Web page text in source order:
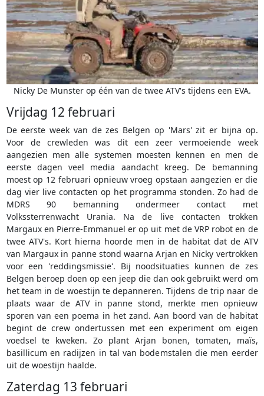
Nicky De Munster op één van de twee ATV's tijdens een EVA.
Vrijdag 12 februari
De eerste week van de zes Belgen op 'Mars' zit er bijna op.
Voor de crewleden was dit een zeer vermoeiende week
aangezien men alle systemen moesten kennen en men de
eerste dagen veel media aandacht kreeg. De bemanning
moest op 12 februari opnieuw vroeg opstaan aangezien er die
dag vier live contacten op het programma stonden. Zo had de
MDRS 90 bemanning ondermeer contact met
Volkssterrenwacht Urania. Na de live contacten trokken
Margaux en Pierre-Emmanuel er op uit met de VRP robot en de
twee ATV's. Kort hierna hoorde men in de habitat dat de ATV
van Margaux in panne stond waarna Arjan en Nicky vertrokken
voor een 'reddingsmissie'. Bij noodsituaties kunnen de zes
Belgen beroep doen op een jeep die dan ook gebruikt werd om
het team in de woestijn te depanneren. Tijdens de trip naar de
plaats waar de ATV in panne stond, merkte men opnieuw
sporen van een poema in het zand. Aan boord van de habitat
begint de crew ondertussen met een experiment om eigen
voedsel te kweken. Zo plant Arjan bonen, tomaten, maïs,
basillicum en radijzen in tal van bodemstalen die men eerder
uit de woestijn haalde.
Zaterdag 13 februari